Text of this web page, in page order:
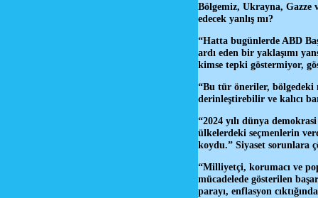
Bölgemiz, Ukrayna, Gazze
edecek yanlış mı?
“Hatta bugünlerde ABD
ardı eden bir yaklaşımı
kimse tepki göstermiyor,
“Bu tür öneriler, bölgedeki
derinleştirebilir ve kalıcı
“2024 yılı dünya
ülkelerdeki seçmenlerin
koydu.” Siyaset sorunlara
“Milliyetçi, korumacı ve
mücadelede gösterilen
parayı, enflasyon